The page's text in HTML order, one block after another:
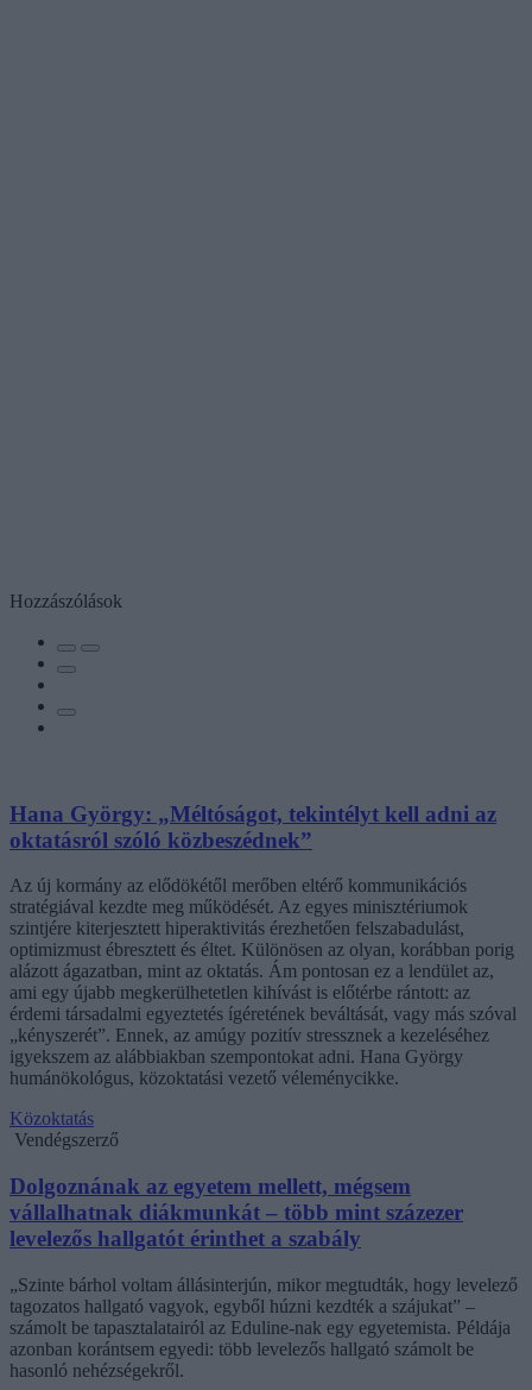
Hozzászólások
Hana György: „Méltóságot, tekintélyt kell adni az
oktatásról szóló közbeszédnek”
Az új kormány az elődökétől merőben eltérő kommunikációs
stratégiával kezdte meg működését. Az egyes minisztériumok
szintjére kiterjesztett hiperaktivitás érezhetően felszabadulást,
optimizmust ébresztett és éltet. Különösen az olyan, korábban porig
alázott ágazatban, mint az oktatás. Ám pontosan ez a lendület az,
ami egy újabb megkerülhetetlen kihívást is előtérbe rántott: az
érdemi társadalmi egyeztetés ígéretének beváltását, vagy más szóval
„kényszerét”. Ennek, az amúgy pozitív stressznek a kezeléséhez
igyekszem az alábbiakban szempontokat adni. Hana György
humánökológus, közoktatási vezető véleménycikke.
Közoktatás
Vendégszerző
Dolgoznának az egyetem mellett, mégsem
vállalhatnak diákmunkát – több mint százezer
levelezős hallgatót érinthet a szabály
„Szinte bárhol voltam állásinterjún, mikor megtudták, hogy levelező
tagozatos hallgató vagyok, egyből húzni kezdték a szájukat” –
számolt be tapasztalatairól az Eduline-nak egy egyetemista. Példája
azonban korántsem egyedi: több levelezős hallgató számolt be
hasonló nehézségekről.